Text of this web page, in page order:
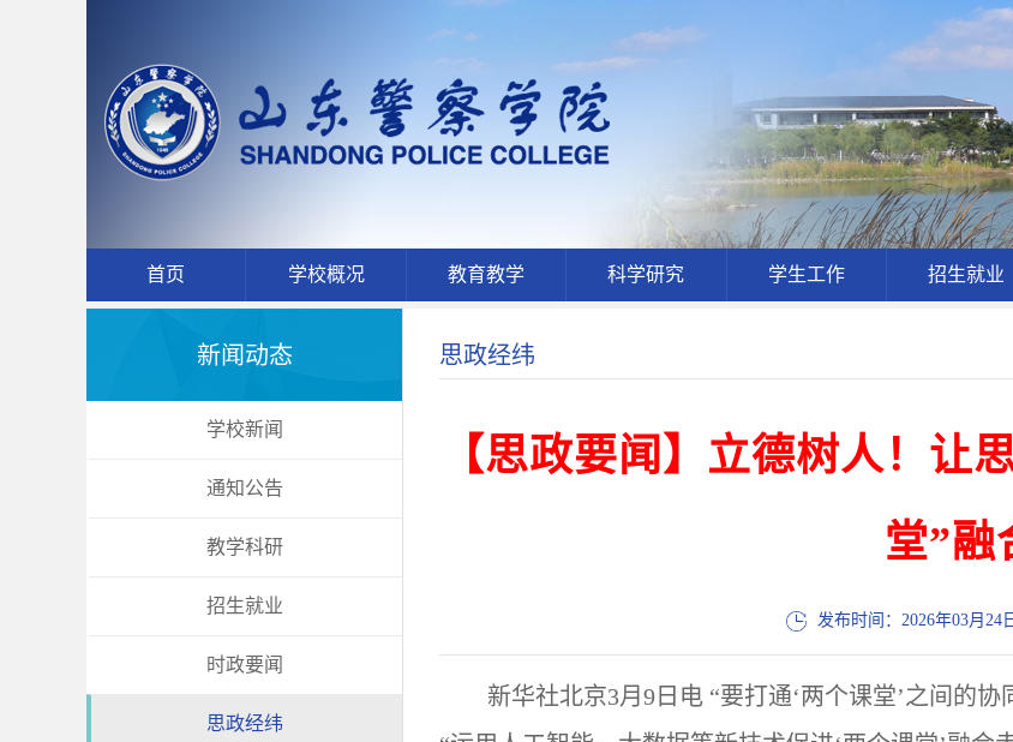
首页 学校概况 教育教学 科学研究 学生工作 招生就业
新闻动态
学校新闻
通知公告
教学科研
招生就业
时政要闻
思政经纬
思政经纬
【思政要闻】立德树人！让
堂”融
发布时间：2026年03月24
新华社北京3月9日电 “要打通‘两个课堂’之间的